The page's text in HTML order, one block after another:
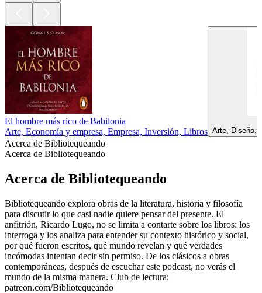
El hombre más rico de Babilonia
Arte, Economía y empresa, Empresa, Inversión, Libros Arte, Diseño,
Acerca de Bibliotequeando
Acerca de Bibliotequeando
Acerca de Bibliotequeando
Bibliotequeando explora obras de la literatura, historia y filosofía
para discutir lo que casi nadie quiere pensar del presente. El
anfitrión, Ricardo Lugo, no se limita a contarte sobre los libros: los
interroga y los analiza para entender su contexto histórico y social,
por qué fueron escritos, qué mundo revelan y qué verdades
incómodas intentan decir sin permiso. De los clásicos a obras
contemporáneas, después de escuchar este podcast, no verás el
mundo de la misma manera. Club de lectura:
patreon.com/Bibliotequeando